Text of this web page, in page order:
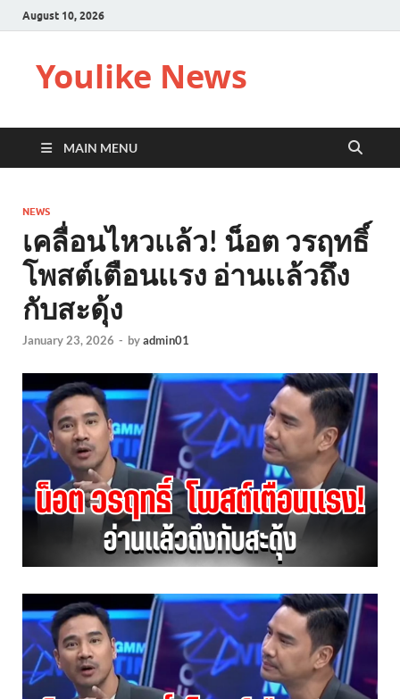
August 10, 2026
Youlike News
MAIN MENU
NEWS
เคลื่อนไหวเเล้ว! น็อต วรฤทธิ์
โพสต์เตือนเเรง อ่านเเล้วถึง
กับสะดุ้ง
January 23, 2026 - byadmin01